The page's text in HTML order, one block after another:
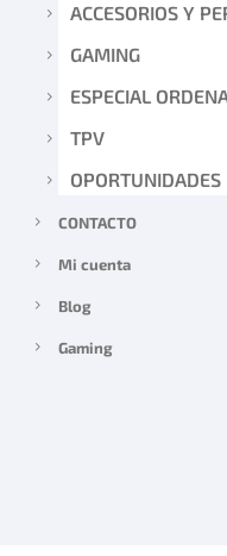
ACCESORIOS Y
GAMING
ESPECIAL
TPV
OPORTUNIDADES
CONTACTO
Mi cuenta
Blog
Gaming